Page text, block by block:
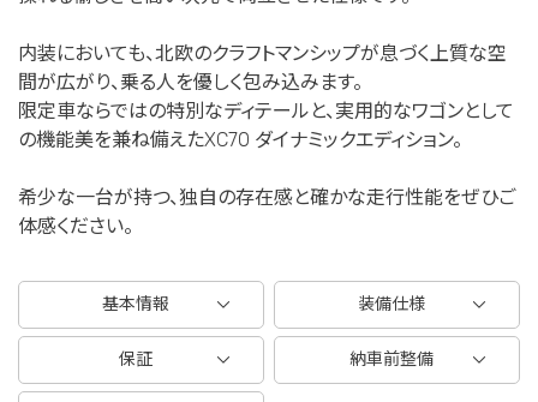
内装においても、北欧のクラフトマンシップが息づく上質な空
間が広がり、乗る人を優しく包み込みます。
限定車ならではの特別なディテールと、実用的なワゴンとして
の機能美を兼ね備えたXC70 ダイナミックエディション。
希少な一台が持つ、独自の存在感と確かな走行性能をぜひご
体感ください。
基本情報 装備仕様
保証 納車前整備